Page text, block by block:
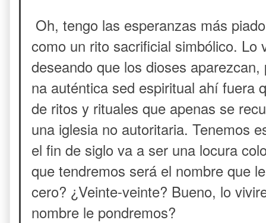
Oh, tengo las esperanzas más
como un rito sacrificial simbólico.
deseando que los dioses
na auténtica sed espiritual ahí fuera
de ritos y rituales que apenas se
una iglesia no autoritaria. Tenemos
el fin de siglo va a ser una locura
que tendremos será el nombre que
cero? ¿Veinte-veinte? Bueno, lo
nombre le pondremos?